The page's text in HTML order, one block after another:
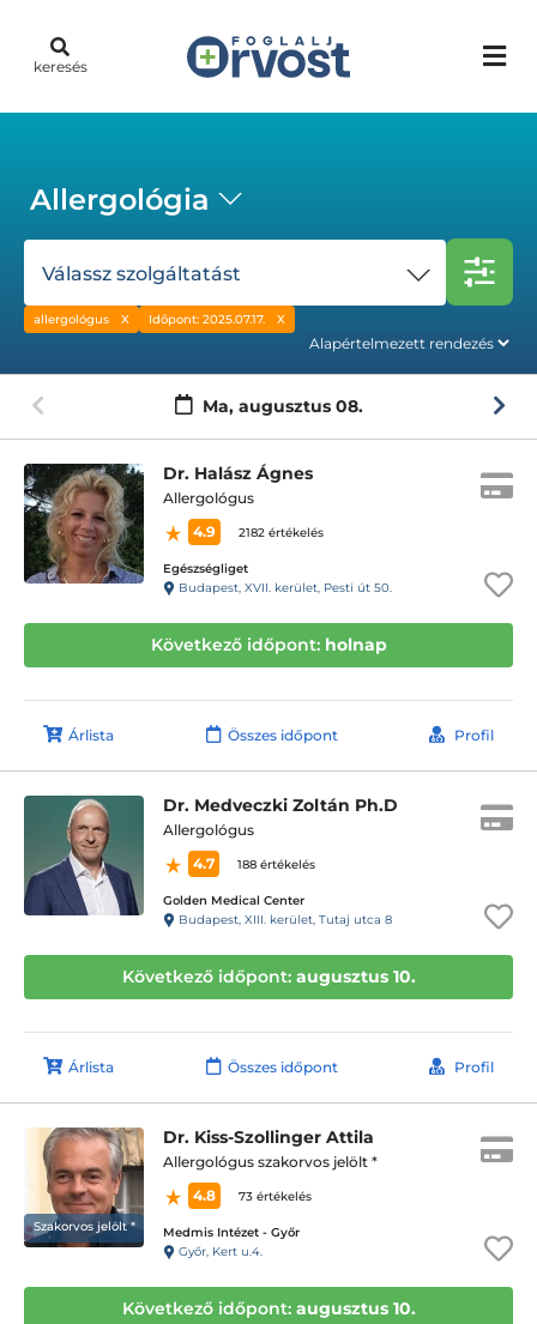
keresés
Allergológia
Válassz szolgáltatást
allergológus Időpont: 2025.07.17.
Ma, augusztus 08.
Dr. Halász Ágnes
Allergológus
4.9
2182 értékelés
Egészségliget
Budapest, XVII. kerület, Pesti út 50.
Következő időpont: holnap
Árlista Összes időpont Profil
Dr. Medveczki Zoltán Ph.D
Allergológus
4.7
188 értékelés
Golden Medical Center
Budapest, XIII. kerület, Tutaj utca 8
Következő időpont: augusztus 10.
Árlista Összes időpont Profil
Szakorvos jelölt *
Dr. Kiss-Szollinger Attila
Allergológus szakorvos jelölt *
4.8
73 értékelés
Medmis Intézet - Győr
Győr, Kert u.4.
Következő időpont: augusztus 10.